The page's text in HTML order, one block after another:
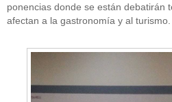
ponencias donde se están debatirán
afectan a la gastronomía y al turismo.